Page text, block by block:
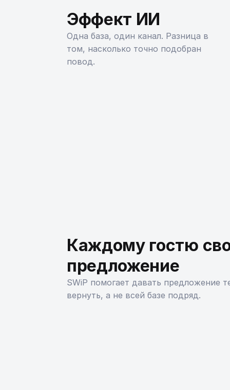
Эффект ИИ
Одна база, один канал. Разница в
том, насколько точно подобран
повод.
Каждому гостю
предложение
SWiP помогает давать предложение
вернуть, а не всей базе подряд.